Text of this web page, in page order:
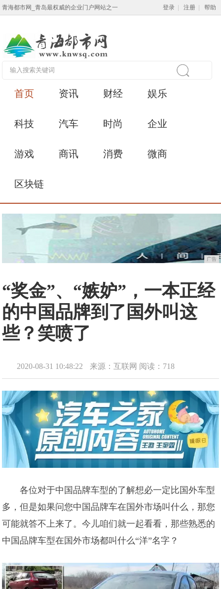
青海都市网_青岛最权威的企业门户网站之一 登录 注册 帮助
首页 资讯 财经 娱乐
科技 汽车 时尚 企业
游戏 商讯 消费 微商
区块链
广告
“奖金”、“嫉妒”，一本正经
的中国品牌到了国外叫这
些？笑喷了
2020-08-31 10:48:22 来源：互联网 阅读：718
各位对于中国品牌车型的了解想必一定比国外车型
多，但是如果问您中国品牌车在国外市场叫什么，那您
可能就答不上来了。今儿咱们就一起看看，那些熟悉的
中国品牌车型在国外市场都叫什么“洋”名字？